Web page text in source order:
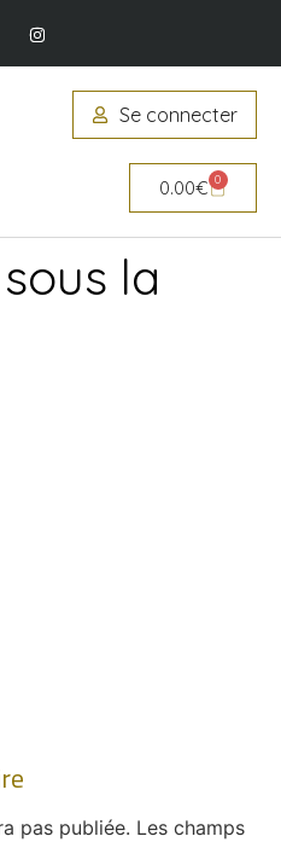
Se connecter
0.00€ 0
la
pas publiée. Les champs